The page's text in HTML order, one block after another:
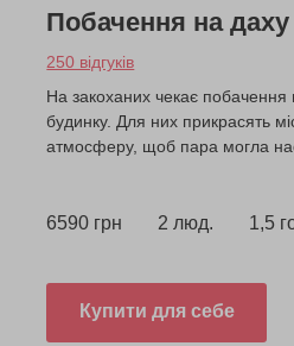
Побачення на даху
250 відгуків
На закоханих чекає побачення
будинку. Для них прикрасять
атмосферу, щоб пара могла
6590 грн 2 люд. 1,5
Купити для себе